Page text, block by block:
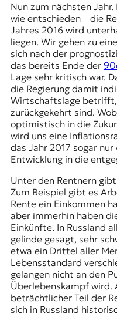
n
k
o
m
p
e
t
e
n
z
z
u
O
s
t
e
u
r
o
p
a
Nun zum nächsten
wie entschieden – die
Jahres 2016 wird
liegen. Wir gehen zu
sich nach der
das bereits Ende der
Lage sehr kritisch war.
die Regierung damit
Wirtschaftslage
zurückgekehrt sind.
optimistisch in die
wird uns eine
das Jahr 2017 sogar
Entwicklung in die
Unter den Rentnern
Zum Beispiel gibt es
Rente ein Einkommen
aber immerhin haben
Einkünfte. In Russland
gelinde gesagt, sehr
etwa ein Drittel aller
Lebensstandard
gelangen nicht an den
Überlebenskampf wird.
beträchtlicher Teil der
sich in Russland